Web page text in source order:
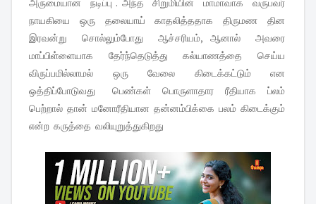
நாயகியை ஒரு தலையாய் காதலித்ததாக திருமண தின
இரவன்று சொல்லும்போது ஆச்சரியம், ஆனால் அவரை
மாப்பிள்ளையாக தேர்ந்தெடுத்து கல்யாணத்தை செய்ய
விருப்பமில்லாமல் ஒரு வேலை கிடைக்கட்டும் என
ஒத்திப்போடுவது பெண்கள் பொருளாதார ரீதியாக ப்லம்
பெற்றால் தான் மனோரீதியான தன்னம்பிக்கை பலம் கிடைக்கும்
என்ற கருத்தை வலியுறுத்துகிறது